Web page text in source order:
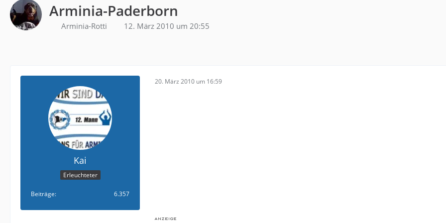
Arminia-Paderborn
Arminia-Rotti 12. März 2010 um 20:55
Kai
Erleuchteter
Beiträge 6.357
20. März 2010 um 16:59